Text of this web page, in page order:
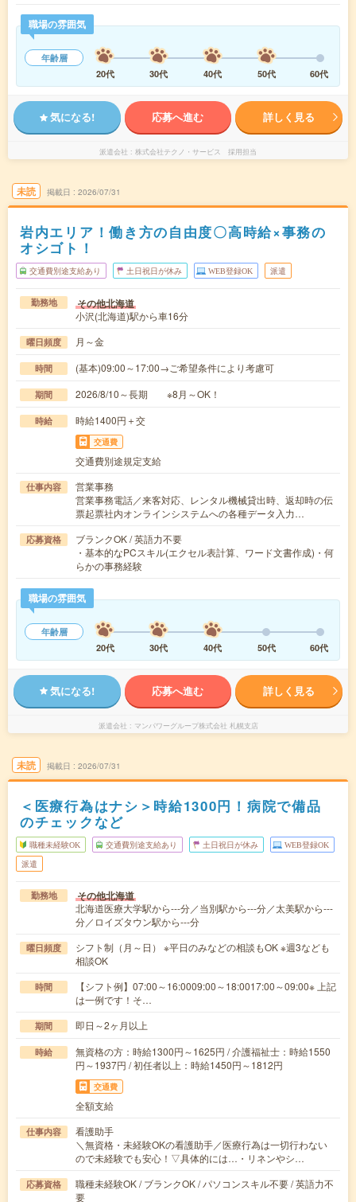
職場の雰囲気
年齢層
20代
30代 40代 50代 60代
気になる! 応募へ進む 詳しく見る
派遣会社 株式会社テクノ・サービス 採用担当
未読 掲載日 2026/07/31
岩内エリア！働き方の自由度〇高時給×事務の
オシゴト！
交通費別途支給あり 土日祝日が休み WEB登録OK 派遣
勤務地 その他北海道
小沢(北海道)駅から車16分
曜日頻度 月～金
時間 (基本)09:00～17:00→ご希望条件により考慮可
期間 2026/8/10～長期 ※8月～OK！
時給 時給1400円＋交
交通費
交通費別途規定支給
仕事内容
営業事務
営業事務電話／来客対応、レンタル機械貸出時、返却時の伝
票起票社内オンラインシステムへの各種データ入力…
応募資格
ブランクOK / 英語力不要
・基本的なPCスキル(エクセル表計算、ワード文書作成)・何
らかの事務経験
職場の雰囲気
年齢層
20代
30代 40代 50代 60代
気になる! 応募へ進む 詳しく見る
派遣会社 マンパワーグループ株式会社 札幌支店
未読 掲載日 2026/07/31
＜医療行為はナシ＞時給1300円！病院で備品
のチェックなど
職種未経験OK 交通費別途支給あり 土日祝日が休み WEB登録OK
派遣
勤務地 その他北海道
北海道医療大学駅から---分／当別駅から---分／太美駅から---
分／ロイズタウン駅から---分
曜日頻度
シフト制（月～日） ※平日のみなどの相談もOK ※週3なども
相談OK
時間
【シフト例】07:00～16:0009:00～18:0017:00～09:00※ 上記
は一例です！そ…
期間 即日～2ヶ月以上
時給
無資格の方：時給1300円～1625円 / 介護福祉士：時給1550
円～1937円 / 初任者以上：時給1450円～1812円
交通費
全額支給
仕事内容
看護助手
＼無資格・未経験OKの看護助手／医療行為は一切行わない
ので未経験でも安心！▽具体的には…・リネンやシ…
応募資格
職種未経験OK / ブランクOK / パソコンスキル不要 / 英語力不
要